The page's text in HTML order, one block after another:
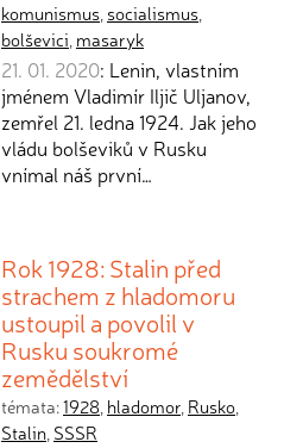
komunismus, socialismus,
bolševici, masaryk
21. 01. 2020: Lenin, vlastním
jménem Vladimír Iljič Uljanov,
zemřel 21. ledna 1924. Jak jeho
vládu bolševiků v Rusku
vnímal náš první…
Rok 1928: Stalin před
strachem z hladomoru
ustoupil a povolil v
Rusku soukromé
zemědělství
témata:1928, hladomor, Rusko,
Stalin, SSSR